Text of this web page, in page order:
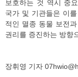
보호하는 것 역시 중
국가 및 기관들은 이
적인 멸종 동물 보전
권리를 증진하는 방향
장휘영 기자